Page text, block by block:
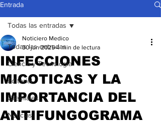
Entrada
Todas las entradas
Ciencia y Tecnología
Editorial
Gremiales
Noticias
Todas las entradas
INFECCIONES
MICOTICAS Y LA
IMPORTANCIA DEL
ANTIFUNGOGRAMA
Noticiero Medico
30 jun 2025 4 min de lectura